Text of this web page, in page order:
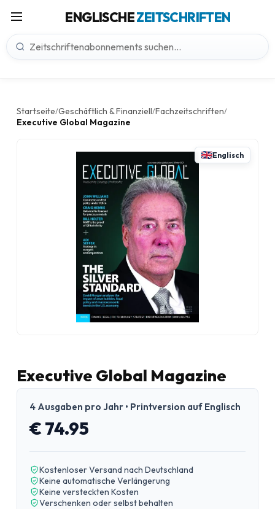
ENGLISCHEZEITSCHRIFTEN
Startseite/Geschäftlich & Finanziell/Fachzeitschriften/
Executive Global Magazine
Englisch
Executive Global Magazine
4 Ausgaben pro Jahr • Printversion auf Englisch
€ 74.95
Kostenloser Versand nach Deutschland
Keine automatische Verlängerung
Keine versteckten Kosten
Verschenken oder selbst behalten